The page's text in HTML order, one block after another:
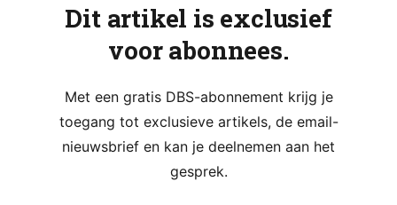
Dit artikel is exclusief
voor abonnees.
Met een gratis DBS-abonnement krijg je
toegang tot exclusieve artikels, de email-
nieuwsbrief en kan je deelnemen aan het
gesprek.